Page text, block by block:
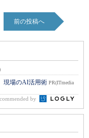
前の投稿へ
現場のAI活用術 PR(ITmedia
by